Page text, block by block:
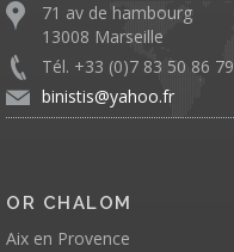
71 av de hambourg
13008 Marseille
Tél. +33 (0)7 83 50 86 79
binistis@yahoo.fr
OR CHALOM
Aix en Provence